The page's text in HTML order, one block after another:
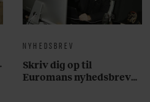
NYHEDSBREV
Skriv dig op til
Euromans nyhedsbrev